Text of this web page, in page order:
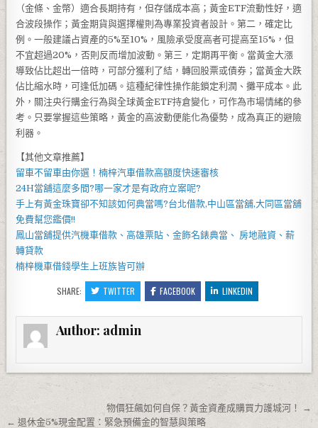
（金條、金幣）適合長期持有，但存儲成本高；黃金ETF流動性好，適
合波段操作；黃金期貨與選擇權則為專業投資者設計。第二，確定比
例。一般建議占資產的5%至10%，風險承受度高者可提高至15%，但
不宜超過20%，否則反而增加波動。第三，定期再平衡。當黃金大漲
導致佔比超出一倍時，可部分獲利了結，轉回股票或債券；當黃金大跌
佔比縮水時，可逢低加碼。這種紀律性操作能鎖定利潤、攤平成本。此
外，關注央行購金行為與全球黃金ETF持倉變化，可作為市場情緒的參
考。只要掌握這些策略，黃金的高波動便能化為優勢，成為真正的避險
利器。
【其他文章推薦】
留車不留車由你選！楠梓汽車借款高額度快速審核
24H當舖這麼多間?哪一家才是有政府立案呢?
手上有黃金珠寶卻不知該如何典當嗎?台北借款,中山區當舖,大同區當舖
免費幫您鑑價!!
鳳山當舖提供汽機車借款、高雄票貼、金飾名錶典當、 房地融資、薪
轉貸款
楠梓機車借錢學生上班族皆可辦
SHARE: TWITTER FACEBOOK LINKEDIN
Author: admin
文章導覽
物價狂飆如何自保？黃金資產成購買力護城河！ →
← 退休金5%現金配置：緊急預備金的智慧與策略